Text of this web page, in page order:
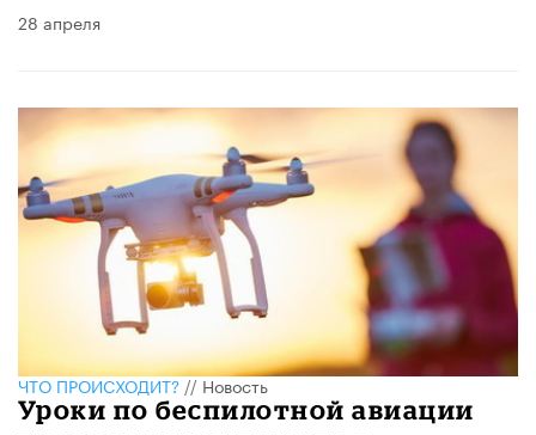
28 апреля
ЧТО ПРОИСХОДИТ?//Новость
Уроки по беспилотной авиации